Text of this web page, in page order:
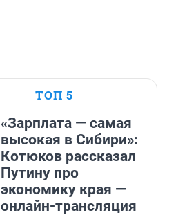
ТОП 5
«Зарплата — самая
высокая в Сибири»:
Котюков рассказал
Путину про
экономику края —
онлайн-трансляция